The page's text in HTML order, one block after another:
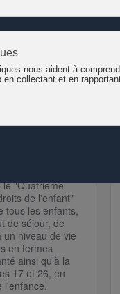
Les chiffres avec la
des
le "Quatrième
de l'enfant"
tous les enfants,
de séjour, de
un niveau de vie
en termes
ainsi qu’à la
17 et 26, en
l'enfance.